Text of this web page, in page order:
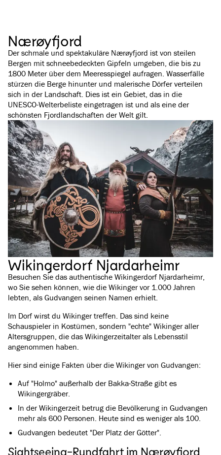
Nærøyfjord
Der schmale und spektakuläre Nærøyfjord ist von steilen
Bergen mit schneebedeckten Gipfeln umgeben, die bis zu
1800 Meter über dem Meeresspiegel aufragen. Wasserfälle
stürzen die Berge hinunter und malerische Dörfer verteilen
sich in der Landschaft. Dies ist ein Gebiet, das in die
UNESCO-Welterbeliste eingetragen ist und als eine der
schönsten Fjordlandschaften der Welt gilt.
Wikingerdorf Njardarheimr
Besuchen Sie das authentische Wikingerdorf Njardarheimr,
wo Sie sehen können, wie die Wikinger vor 1.000 Jahren
lebten, als Gudvangen seinen Namen erhielt.
Im Dorf wirst du Wikinger treffen. Das sind keine
Schauspieler in Kostümen, sondern "echte" Wikinger aller
Altersgruppen, die das Wikingerzeitalter als Lebensstil
angenommen haben.
Hier sind einige Fakten über die Wikinger von Gudvangen:
Auf "Holmo" außerhalb der Bakka-Straße gibt es
Wikingergräber.
In der Wikingerzeit betrug die Bevölkerung in Gudvangen
mehr als 600 Personen. Heute sind es weniger als 100.
Gudvangen bedeutet "Der Platz der Götter".
Sightseeing-Rundfahrt im Nærøyfjord